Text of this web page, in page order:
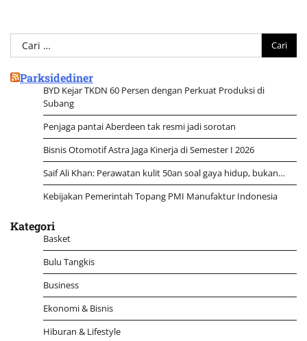
Cari
untuk:
Parksidediner
BYD Kejar TKDN 60 Persen dengan Perkuat Produksi di
Subang
Penjaga pantai Aberdeen tak resmi jadi sorotan
Bisnis Otomotif Astra Jaga Kinerja di Semester I 2026
Saif Ali Khan: Perawatan kulit 50an soal gaya hidup, bukan…
Kebijakan Pemerintah Topang PMI Manufaktur Indonesia
Kategori
Basket
Bulu Tangkis
Business
Ekonomi & Bisnis
Hiburan & Lifestyle